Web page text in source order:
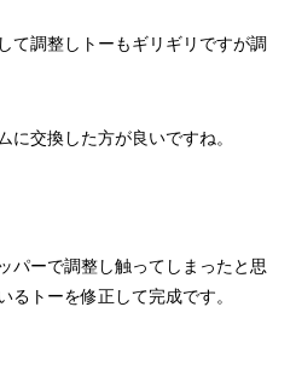
て調整しトーもギリギリですが調
に交換した方が良いですね。
パーで調整し触ってしまったと思
るトーを修正して完成です。